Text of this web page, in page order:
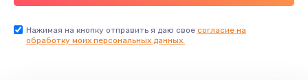
Заказать
Нажимая на кнопку отправить я даю свое согласие на
обработку моих персональных данных.